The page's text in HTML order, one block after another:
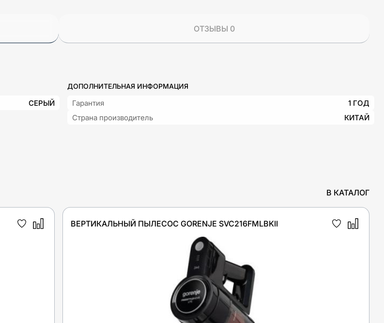
ОТЗЫВЫ 0
СЕРЫЙ
ДОПОЛНИТЕЛЬНАЯ ИНФОРМАЦИЯ
Гарантия
1 ГОД
Страна производитель
КИТАЙ
В КАТАЛОГ
ВЕРТИКАЛЬНЫЙ ПЫЛЕСОС GORENJE SVC216FMLBKII